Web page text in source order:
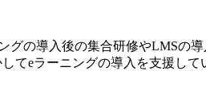
の導入後の集合研修やLMSの
てeラーニングの導入を支援して